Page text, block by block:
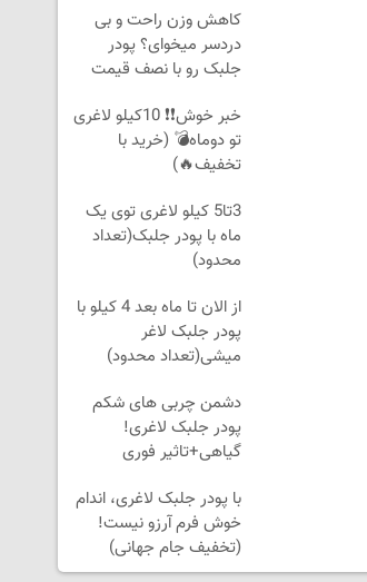
کاهش وزن راحت و بی
دردسر میخوای؟ پودر
جلبک رو با نصف قیمت
خبر خوش❗❗ 10کیلو لاغری
تو دوماه💣 (خرید با
تخفیف🔥)
3تا5 کیلو لاغری توی یک
ماه با پودر جلبک(تعداد
محدود)
از الان تا ماه بعد 4 کیلو با
پودر جلبک لاغر
میشی(تعداد محدود)
دشمن چربی های شکم
پودر جلبک لاغری!
گیاهی+تاثیر فوری
با پودر جلبک لاغری، اندام
خوش فرم آرزو نیست!
(تخفیف جام جهانی)